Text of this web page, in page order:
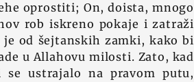
oprostiti; On, doista, mnogo
rob iskreno pokaje i zatraži
od šejtanskih zamki, kako bi
u Allahovu milosti. Zato, kad
ustrajalo na pravom putu,